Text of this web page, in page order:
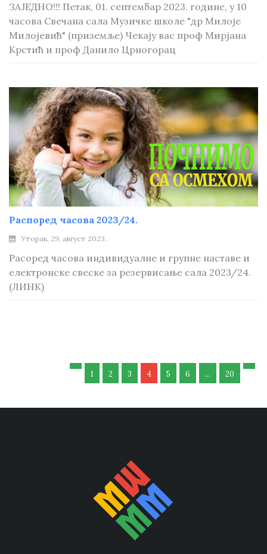
ЗАЈЕДНО!!! Петак, 01. септембар 2023. године, у 10
часова Свечана сала Музичке школе "др Милоје
Милојевић" (приземље) Чекају вас проф Мирјана
Крстић и проф Данило Црногорац
Распоред часова 2023/24.
Уторак, 29. август 2023.
Расоред часова индивидуалне и групне наставе и
електронске свеске за резервисање сала 2023/24.
(ЛИНК)
1 2 3 4 5 6 ... 20